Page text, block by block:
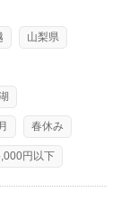
山梨県
春休み
円以下